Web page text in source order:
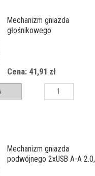
Mechanizm gniazda
głośnikowego
pozłacany, 4 mm2, do
lutowania)
Cena: 41,91 zł
Mechanizm gniazda
podwójnego 2xUSB A-A 2.0,